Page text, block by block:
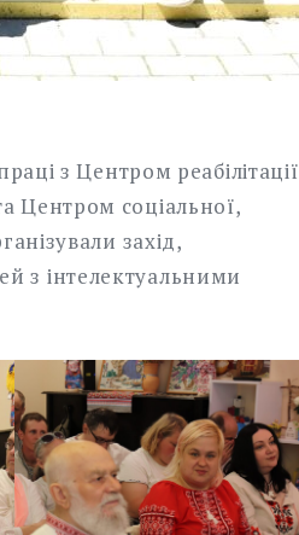
з Центром реабілітації
Центром соціальної,
захід,
з інтелектуальними